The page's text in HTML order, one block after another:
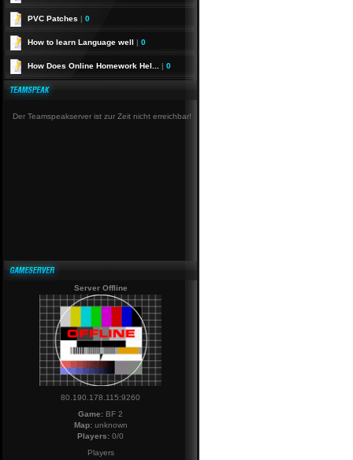
PVC Patches | 0
How to learn Language well | 0
How Does Online Homework Hel... | 0
Der Teamspeakserver ist zur Zeit nicht erreichbar!
Server Offline
80.190.178.115:9260
Game: BF 2
Map:unknown
Players: 0/0
Players